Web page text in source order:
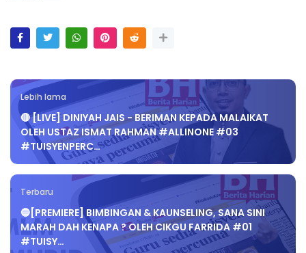
Lebih lama
🔴 [LIVE] DINIYAH JAIS - BERIMAN KEPADA MALAIKAT
OLEH USTAZ ISMAT RAHMAN #ALLINONE #03
#TUISYENPERC…
Terbaru
🔵[PREMIERE] BIMBINGAN & KAUNSELING, SANA SINI
MARAH DAH KENAPA ? OLEH CIKGU FARRIDA #01
#TUISY…